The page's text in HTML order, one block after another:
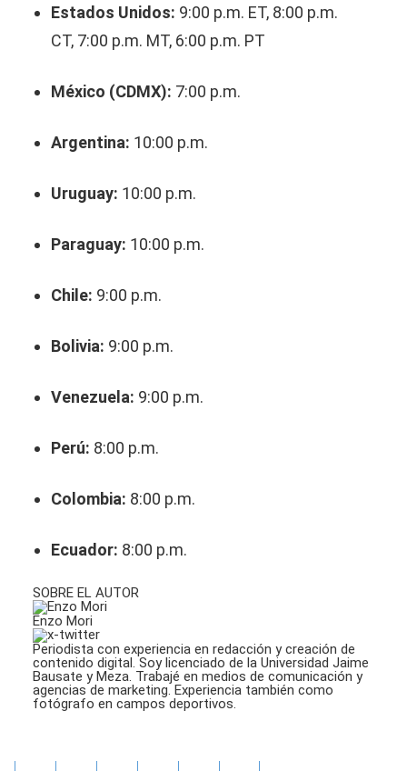
Estados Unidos: 9:00 p.m. ET, 8:00 p.m.
CT, 7:00 p.m. MT, 6:00 p.m. PT
México (CDMX): 7:00 p.m.
Argentina: 10:00 p.m.
Uruguay: 10:00 p.m.
Paraguay: 10:00 p.m.
Chile: 9:00 p.m.
Bolivia: 9:00 p.m.
Venezuela: 9:00 p.m.
Perú: 8:00 p.m.
Colombia: 8:00 p.m.
Ecuador: 8:00 p.m.
SOBRE EL AUTOR
Enzo Mori
Periodista con experiencia en redacción y creación de
contenido digital. Soy licenciado de la Universidad Jaime
Bausate y Meza. Trabajé en medios de comunicación y
agencias de marketing. Experiencia también como
fotógrafo en campos deportivos.